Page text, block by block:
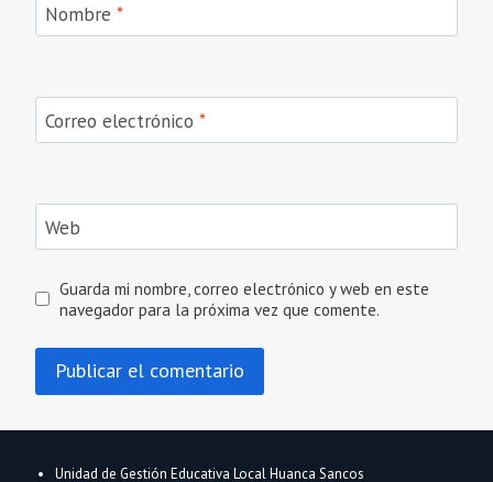
Nombre *
Correo electrónico *
Web
Guarda mi nombre, correo electrónico y web en este
navegador para la próxima vez que comente.
Unidad de Gestión Educativa Local Huanca Sancos